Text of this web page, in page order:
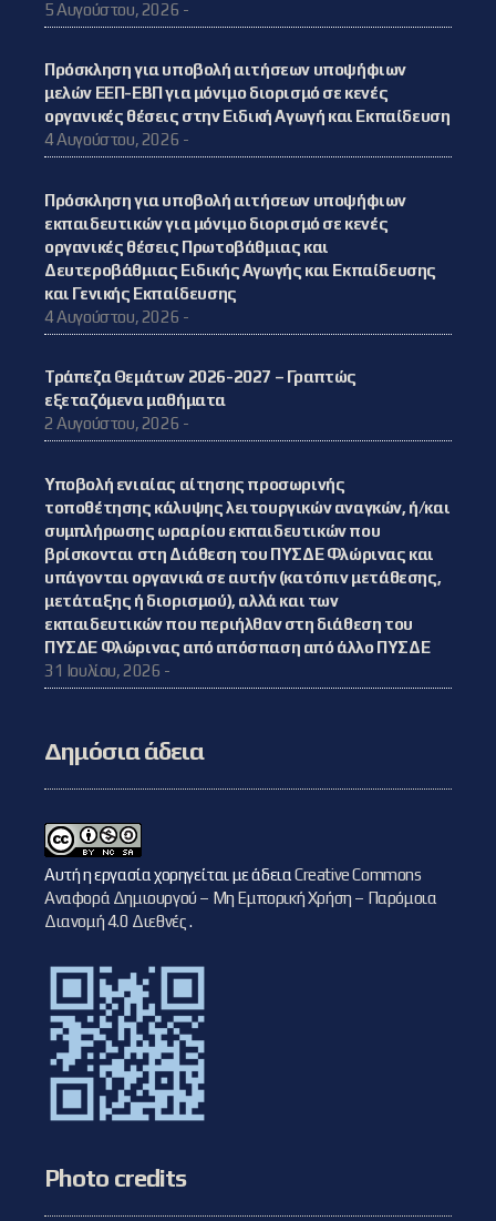
5 Αυγούστου, 2026 -
Πρόσκληση για υποβολή αιτήσεων υποψήφιων
μελών ΕΕΠ-ΕΒΠ για μόνιμο διορισμό σε κενές
οργανικές θέσεις στην Ειδική Αγωγή και Εκπαίδευση
4 Αυγούστου, 2026 -
Πρόσκληση για υποβολή αιτήσεων υποψήφιων
εκπαιδευτικών για μόνιμο διορισμό σε κενές
οργανικές θέσεις Πρωτοβάθμιας και
Δευτεροβάθμιας Ειδικής Αγωγής και Εκπαίδευσης
και Γενικής Εκπαίδευσης
4 Αυγούστου, 2026 -
Τράπεζα Θεμάτων 2026-2027 – Γραπτώς
εξεταζόμενα μαθήματα
2 Αυγούστου, 2026 -
Υποβολή ενιαίας αίτησης προσωρινής
τοποθέτησης κάλυψης λειτουργικών αναγκών, ή/και
συμπλήρωσης ωραρίου εκπαιδευτικών που
βρίσκονται στη Διάθεση του ΠΥΣΔΕ Φλώρινας και
υπάγονται οργανικά σε αυτήν (κατόπιν μετάθεσης,
μετάταξης ή διορισμού), αλλά και των
εκπαιδευτικών που περιήλθαν στη διάθεση του
ΠΥΣΔΕ Φλώρινας από απόσπαση από άλλο ΠΥΣΔΕ
31 Ιουλίου, 2026 -
Δημόσια άδεια
Αυτή η εργασία χορηγείται με άδειαCreative Commons
Αναφορά Δημιουργού – Μη Εμπορική Χρήση – Παρόμοια
Διανομή 4.0 Διεθνές.
Photo credits